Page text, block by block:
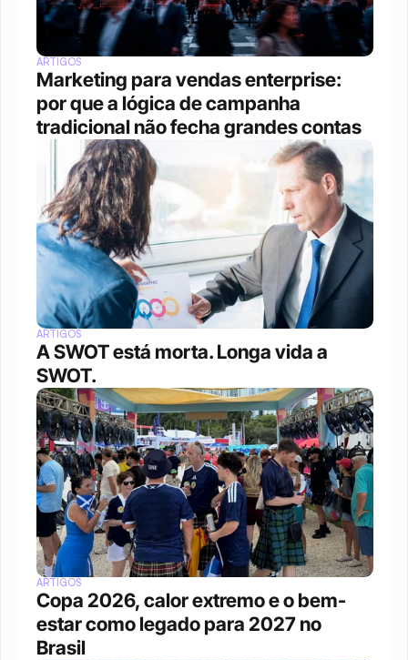
ARTIGOS
Marketing para vendas enterprise:
por que a lógica de campanha
tradicional não fecha grandes contas
ARTIGOS
A SWOT está morta. Longa vida a
SWOT.
ARTIGOS
Copa 2026, calor extremo e o bem-
estar como legado para 2027 no
Brasil